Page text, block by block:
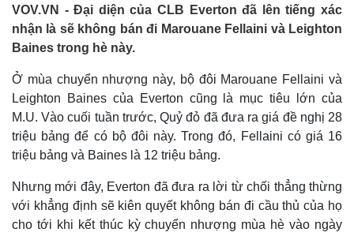
Việc làm
Biển đảo
VOV.VN - Đại diện của CLB Everton đã lên tiếng xác
nhận là sẽ không bán đi Marouane Fellaini và Leighton
Baines trong hè này.
Ở mùa chuyển nhượng này, bộ đôi Marouane Fellaini và
Leighton Baines của Everton cũng là mục tiêu lớn của
M.U. Vào cuối tuần trước, Quỷ đỏ đã đưa ra giá đề nghị 28
triệu bảng để có bộ đôi này. Trong đó, Fellaini có giá 16
triệu bảng và Baines là 12 triệu bảng.
Nhưng mới đây, Everton đã đưa ra lời từ chối thẳng thừng
với khẳng định sẽ kiên quyết không bán đi cầu thủ của họ
cho tới khi kết thúc kỳ chuyển nhượng mùa hè vào ngày